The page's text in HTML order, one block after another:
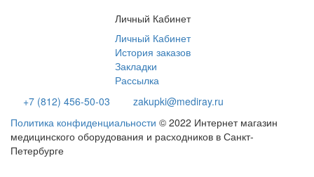
Личный Кабинет
Личный Кабинет
История заказов
Закладки
Рассылка
+7 (812) 456-50-03
zakupki@mediray.ru
Политика конфиденциальности © 2022 Интернет магазин
медицинского оборудования и расходников в Санкт-
Петербурге